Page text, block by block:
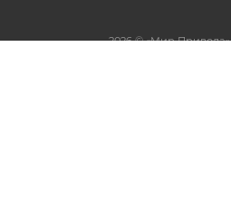
2026 © «Мир Привода»